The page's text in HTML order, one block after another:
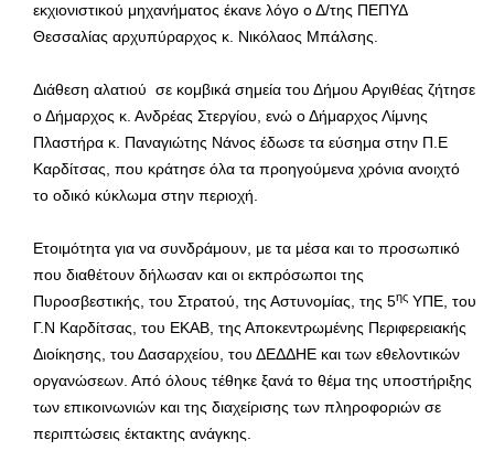
εκχιονιστικού μηχανήματος έκανε λόγο ο Δ/της ΠΕΠΥΔ
Θεσσαλίας αρχυπύραρχος κ. Νικόλαος Μπάλσης.
Διάθεση αλατιού σε κομβικά σημεία του Δήμου Αργιθέας ζήτησε
ο Δήμαρχος κ. Ανδρέας Στεργίου, ενώ ο Δήμαρχος Λίμνης
Πλαστήρα κ. Παναγιώτης Νάνος έδωσε τα εύσημα στην Π.Ε
Καρδίτσας, που κράτησε όλα τα προηγούμενα χρόνια ανοιχτό
το οδικό κύκλωμα στην περιοχή.
Ετοιμότητα για να συνδράμουν, με τα μέσα και το προσωπικό
που διαθέτουν δήλωσαν και οι εκπρόσωποι της
Πυροσβεστικής, του Στρατού, της Αστυνομίας, της 5ης ΥΠΕ, του
Γ.Ν Καρδίτσας, του ΕΚΑΒ, της Αποκεντρωμένης Περιφερειακής
Διοίκησης, του Δασαρχείου, του ΔΕΔΔΗΕ και των εθελοντικών
οργανώσεων. Από όλους τέθηκε ξανά το θέμα της υποστήριξης
των επικοινωνιών και της διαχείρισης των πληροφοριών σε
περιπτώσεις έκτακτης ανάγκης.